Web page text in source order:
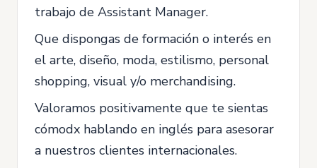
trabajo de Assistant Manager.
Que dispongas de formación o interés en
el arte, diseño, moda, estilismo, personal
shopping, visual y/o merchandising.
Valoramos positivamente que te sientas
cómodx hablando en inglés para asesorar
a nuestros clientes internacionales.